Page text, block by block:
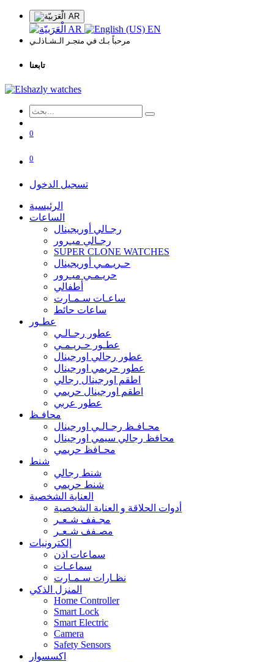
AR
AR EN
مرحباً بـك في متجـر الـشـاذلـي
تابعنا
0
0
تسجيل الدخول
الرئيسية
الساعات
رجـالي أوريجينال
رجـالي ميـرور
SUPER CLONE WATCHES
حـريـمـي أوريجينال
حريـمـي ميـرور
أطفالي
ساعـات سـمـارت
ساعات حائط
عطـور
عطور رجـالـي
عطـور حـريـمـي
عطور رجالي اورجينال
عطور حريمي اورجينال
اطقم اورجينال رجالي
اطقم اورجينال حريمي
عطور عربي
محافـظ
محـافـظ رجـالـي اورجينال
محافظ رجالي سيمي اورجينال
محـافظ حريمي
شنط
شنط رجالي
شنط حريمي
العناية الشخصية
أدوات الحلاقة و العناية الشخصية
مجـفف شـعـر
مصـفف شـعـر
إلكترونيات
سماعات اذن
سماعـات
نظـارات سـمـارت
المنزل الذكي
Home Controller
Smart Lock
Smart Electric
Camera
Safety Sensors
اكسسوار